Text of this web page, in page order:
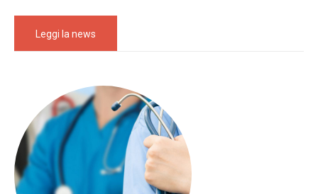
Leggi la news